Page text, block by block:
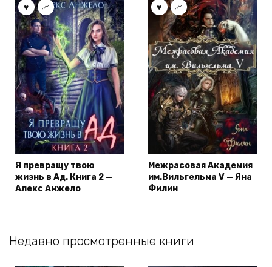
Я превращу твою
жизнь в Ад. Книга 2 —
Алекс Анжело
Межрасовая Академия
им.Вильгельма V — Яна
Филин
Недавно просмотренные книги